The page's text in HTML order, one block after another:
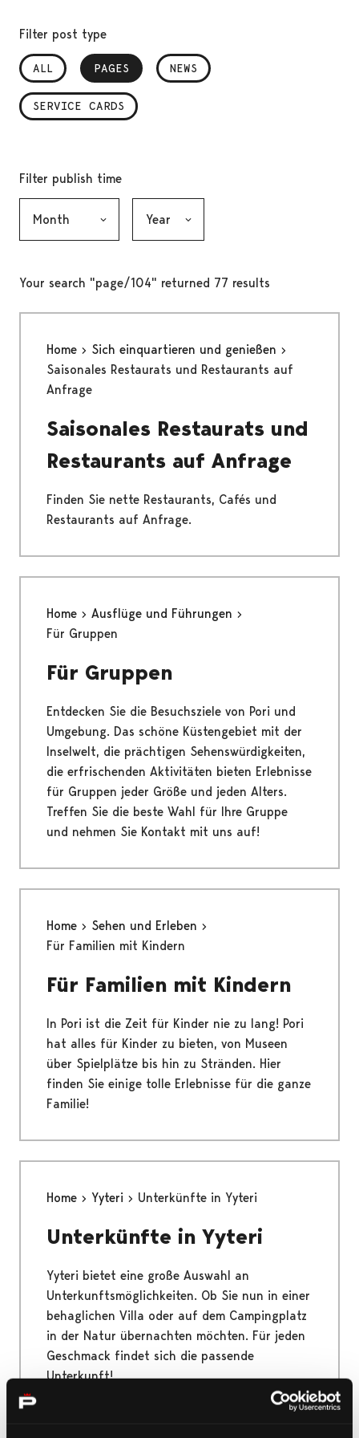
Filter post type
ALL PAGES
, SELECTED NEWS
SERVICE CARDS
Filter publish time
Your search "page/104" returned 77 results
Home
Sich einquartieren und genießen
Saisonales Restaurats und Restaurants auf
Anfrage
Saisonales Restaurats und
Restaurants auf Anfrage
Finden Sie nette Restaurants, Cafés und
Restaurants auf Anfrage.
Home
Ausflüge und Führungen
Für Gruppen
Für Gruppen
Entdecken Sie die Besuchsziele von Pori und
Umgebung. Das schöne Küstengebiet mit der
Inselwelt, die prächtigen Sehenswürdigkeiten,
die erfrischenden Aktivitäten bieten Erlebnisse
für Gruppen jeder Größe und jeden Alters.
Treffen Sie die beste Wahl für Ihre Gruppe
und nehmen Sie Kontakt mit uns auf!
Home
Sehen und Erleben
Für Familien mit Kindern
Für Familien mit Kindern
In Pori ist die Zeit für Kinder nie zu lang! Pori
hat alles für Kinder zu bieten, von Museen
über Spielplätze bis hin zu Stränden. Hier
finden Sie einige tolle Erlebnisse für die ganze
Familie!
Home Yyteri Unterkünfte in Yyteri
Unterkünfte in Yyteri
Yyteri bietet eine große Auswahl an
Unterkunftsmöglichkeiten. Ob Sie nun in einer
behaglichen Villa oder auf dem Campingplatz
in der Natur übernachten möchten. Für jeden
Geschmack findet sich die passende
Unterkunft!